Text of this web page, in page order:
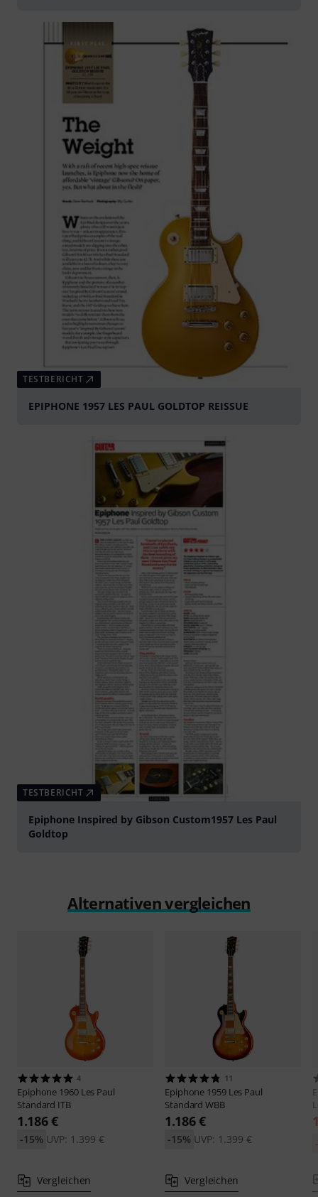
TESTBERICHT
EPIPHONE 1957 LES PAUL GOLDTOP REISSUE
TESTBERICHT
Epiphone Inspired by Gibson Custom1957 Les Paul
Goldtop
Alternativen vergleichen
4
Epiphone 1960 Les Paul
Standard ITB
1.186 €
UVP: 1.399 €
-15%
Vergleichen
11
Epiphone 1959 Les Paul
Standard WBB
1.186 €
UVP: 1.399 €
-15%
Vergleichen